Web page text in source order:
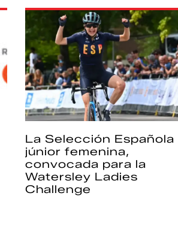
La Selección Española
júnior femenina,
convocada para la
Watersley Ladies
Challenge